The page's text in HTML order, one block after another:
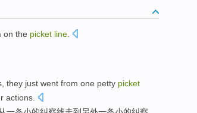
on the picket line
they just went from one petty picket
actions.